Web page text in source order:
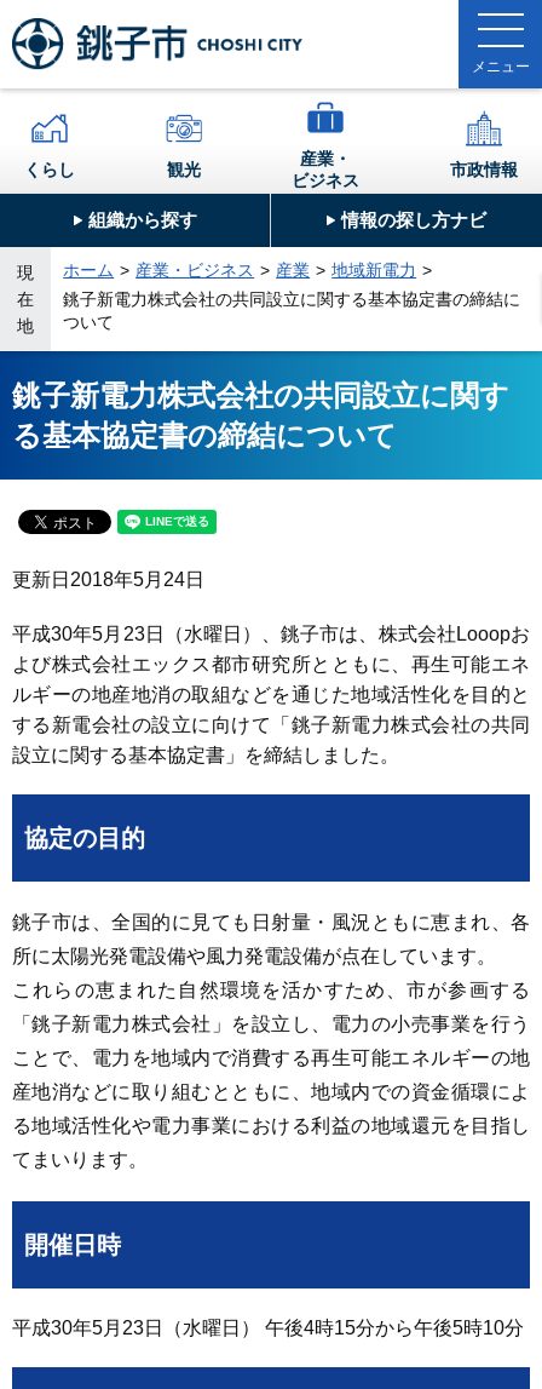
組織から探す 情報の探し方ナビ
くらし 観光
産業・
ビジネス
市政情報
現
在
地
ホーム 産業・ビジネス 産業
地域新電力
銚子新電力株式会社の共同設立に関する基本協定書の締結に
ついて
銚子新電力株式会社の共同設立に関す
る基本協定書の締結について
更新日 2018年5月24日
平成30年5月23日（水曜日）、銚子市は、株式会社Looopお
よび株式会社エックス都市研究所とともに、再生可能エネ
ルギーの地産地消の取組などを通じた地域活性化を目的と
する新電会社の設立に向けて「銚子新電力株式会社の共同
設立に関する基本協定書」を締結しました。
協定の目的
銚子市は、全国的に見ても日射量・風況ともに恵まれ、各
所に太陽光発電設備や風力発電設備が点在しています。
これらの恵まれた自然環境を活かすため、市が参画する
「銚子新電力株式会社」を設立し、電力の小売事業を行う
ことで、電力を地域内で消費する再生可能エネルギーの地
産地消などに取り組むとともに、地域内での資金循環によ
る地域活性化や電力事業における利益の地域還元を目指し
てまいります。
開催日時
平成30年5月23日（水曜日） 午後4時15分から午後5時10分